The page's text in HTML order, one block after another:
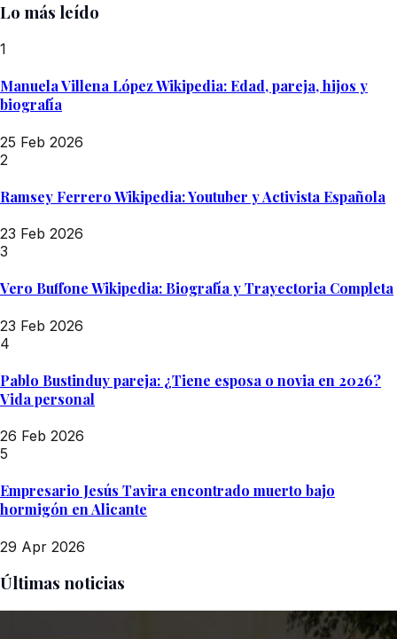
Lo más leído
1
Manuela Villena López Wikipedia: Edad, pareja, hijos y
biografía
25 Feb 2026
2
Ramsey Ferrero Wikipedia: Youtuber y Activista Española
23 Feb 2026
3
Vero Buffone Wikipedia: Biografía y Trayectoria Completa
23 Feb 2026
4
Pablo Bustinduy pareja: ¿Tiene esposa o novia en 2026?
Vida personal
26 Feb 2026
5
Empresario Jesús Tavira encontrado muerto bajo
hormigón en Alicante
29 Apr 2026
Últimas noticias